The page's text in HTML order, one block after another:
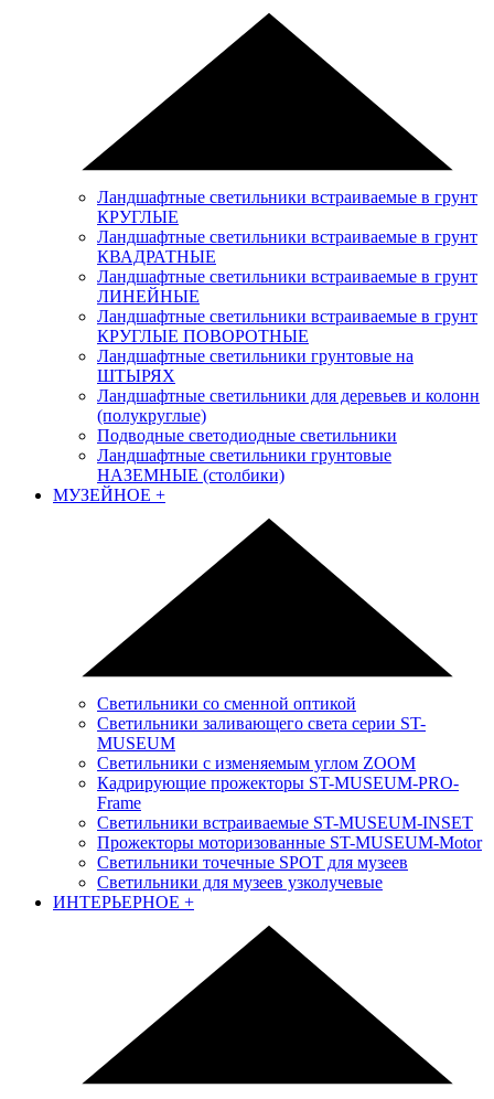
Ландшафтные светильники встраиваемые в грунт
КРУГЛЫЕ
Ландшафтные светильники встраиваемые в грунт
КВАДРАТНЫЕ
Ландшафтные светильники встраиваемые в грунт
ЛИНЕЙНЫЕ
Ландшафтные светильники встраиваемые в грунт
КРУГЛЫЕ ПОВОРОТНЫЕ
Ландшафтные светильники грунтовые на
ШТЫРЯХ
Ландшафтные светильники для деревьев и колонн
(полукруглые)
Подводные светодиодные светильники
Ландшафтные светильники грунтовые
НАЗЕМНЫЕ (столбики)
МУЗЕЙНОЕ +
Светильники со сменной оптикой
Светильники заливающего света серии ST-
MUSEUM
Светильники с изменяемым углом ZOOM
Кадрирующие прожекторы ST-MUSEUM-PRO-
Frame
Светильники встраиваемые ST-MUSEUM-INSET
Прожекторы моторизованные ST-MUSEUM-Motor
Светильники точечные SPOT для музеев
Светильники для музеев узколучевые
ИНТЕРЬЕРНОЕ +